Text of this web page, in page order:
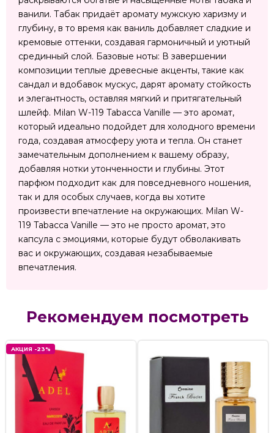
ванили. Табак придаёт аромату мужскую харизму и
глубину, в то время как ваниль добавляет сладкие и
кремовые оттенки, создавая гармоничный и уютный
срединный слой. Базовые ноты: В завершении
композиции теплые древесные акценты, такие как
сандал и вдобавок мускус, дарят аромату стойкость
и элегантность, оставляя мягкий и притягательный
шлейф. Milan W-119 Tabacca Vanille — это аромат,
который идеально подойдет для холодного времени
года, создавая атмосферу уюта и тепла. Он станет
замечательным дополнением к вашему образу,
добавляя нотки утонченности и глубины. Этот
парфюм подходит как для повседневного ношения,
так и для особых случаев, когда вы хотите
произвести впечатление на окружающих. Milan W-
119 Tabacca Vanille — это не просто аромат, это
капсула с эмоциями, которые будут обволакивать
вас и окружающих, создавая незабываемые
впечатления.
Рекомендуем посмотреть
АКЦИЯ -23%